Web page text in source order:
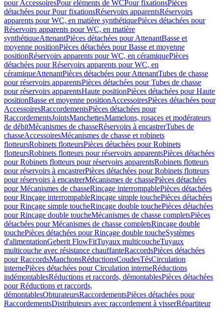
pour AccessoiresPour eléments de WCPour fixationsPièces
détachées pour Pour fixationsRéservoirs apparentsRéservoirs
apparents pour WC, en matière synthétiquePièces détachées pour
Réservoirs apparents pour WC, en matière
synthétiqueAttenantPièces détachées pour AttenantBasse et
moyenne positionPièces détachées pour Basse et moyenne
positionRéservoirs apparents pour WC, en céramiquePièces
détachées pour Réservoirs apparents pour WC, en
céramiqueAttenantPièces détachées pour AttenantTubes de chasse
pour réservoirs apparentsPièces détachées pour Tubes de chasse
pour réservoirs apparentsHaute positionPièces détachées pour Haute
positionBasse et moyenne positionAccessoiresPièces détachées pour
AccessoiresRaccordementsPièces détachées pour
RaccordementsJointsManchettesMamelons, rosaces et modérateurs
de débitMécanismes de chasseRéservoirs à encastrerTubes de
chasseAccessoiresMécanismes de chasse et robinets
flotteursRobinets flotteursPièces détachées pour Robinets
flotteursRobinets flotteurs pour réservoirs apparentsPièces détachées
pour Robinets flotteurs pour réservoirs apparentsRobinets flotteurs
pour réservoirs à encastrerPièces détachées pour Robinets flotteurs
pour réservoirs à encastrerMécanismes de chassePièces détachées
pour Mécanismes de chasseRinçage interrompablePièces détachées
pour Rinçage interrompableRinçage simple touchePièces détachées
pour Rinçage simple toucheRinçage double touchePièces détachées
pour Rinçage double toucheMécanismes de chasse completsPièces
détachées pour Mécanismes de chasse completsRinçage double
touchePièces détachées pour Rinçage double toucheSystèmes
d'alimentationGeberit FlowFitTuyaux multicoucheTuyaux
multicouche avec résistance chauffanteRaccordsPièces détachées
pour RaccordsManchonsRéductionsCoudesTésCirculation
internePièces détachées pour Circulation interneRéductions
indémontablesRéductions et raccords, démontablesPièces détachées
pour Réductions et raccords,
démontablesObturateursRaccordementsPièces détachées pour
RaccordementsDistributeurs avec raccordement à visserRépartiteur